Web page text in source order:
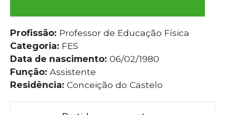
Profissão: Professor de Educação Física
Categoria: FES
Data de nascimento: 06/02/1980
Função: Assistente
Residência: Conceição do Castelo